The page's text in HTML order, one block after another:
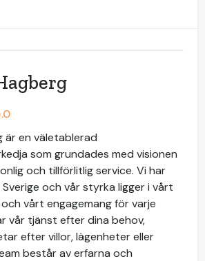
är en väletablerad
som grundades med visionen
och tillförlitlig service. Vi har
och vår styrka ligger i vårt
vårt engagemang för varje
vår tjänst efter dina behov,
efter villor, lägenheter eller
består av erfarna och